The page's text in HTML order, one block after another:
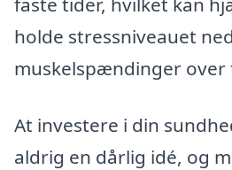
holde stressniveauet
muskelspændinger over
At investere i din
aldrig en dårlig idé, og